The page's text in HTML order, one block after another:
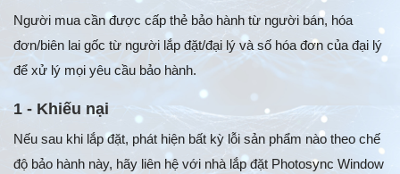
Người mua cần được cấp thẻ bảo hành từ người bán, hóa
đơn/biên lai gốc từ người lắp đặt/đại lý và số hóa đơn của đại lý
để xử lý mọi yêu cầu bảo hành.
1 - Khiếu nại
Nếu sau khi lắp đặt, phát hiện bất kỳ lỗi sản phẩm nào theo chế
độ bảo hành này, hãy liên hệ với nhà lắp đặt Photosync Window